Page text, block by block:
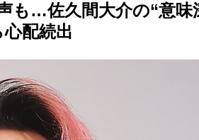
も…佐久間大介の“意味
配続出